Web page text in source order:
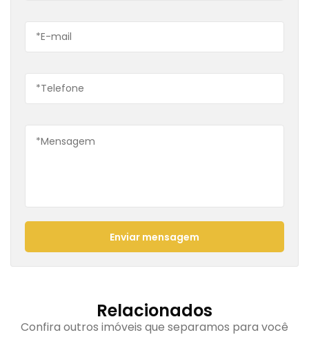
Enviar mensagem
Relacionados
Confira outros imóveis que separamos para você